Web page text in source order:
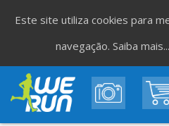
Este site utiliza cookies para
navegação. Saiba mais...